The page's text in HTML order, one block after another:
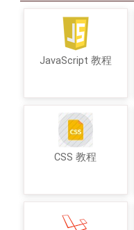
JavaScript 教程
CSS 教程